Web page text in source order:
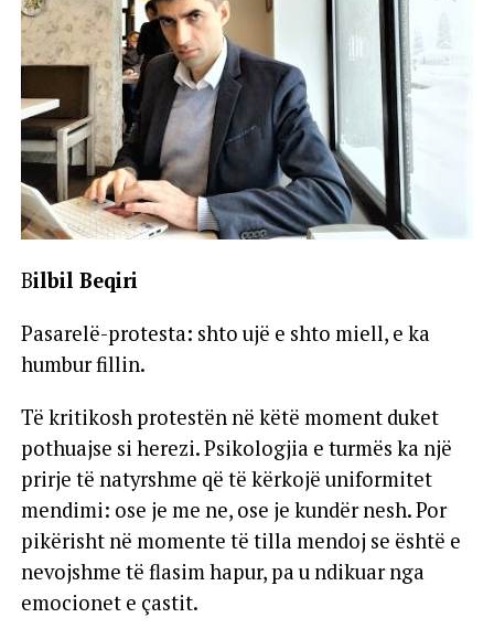
Bilbil Beqiri
Pasarelë-protesta: shto ujë e shto miell, e ka
humbur fillin.
Të kritikosh protestën në këtë moment duket
pothuajse si herezi. Psikologjia e turmës ka një
prirje të natyrshme që të kërkojë uniformitet
mendimi: ose je me ne, ose je kundër nesh. Por
pikërisht në momente të tilla mendoj se është e
nevojshme të flasim hapur, pa u ndikuar nga
emocionet e çastit.